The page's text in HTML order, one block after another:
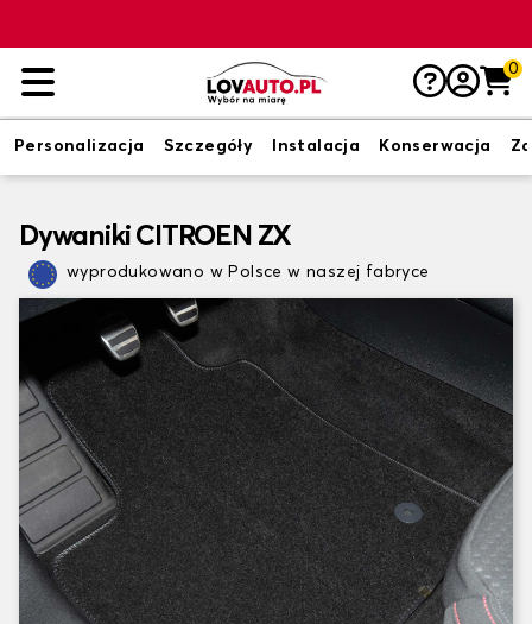
0
Personalizacja Szczegóły Instalacja Konserwacja
Dywaniki CITROEN ZX
wyprodukowano w Polsce w naszej fabryce